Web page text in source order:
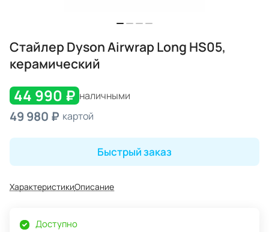
Стайлер Dyson Airwrap Long HS05,
керамический
44 990 ₽ наличными
49 980 ₽ картой
Быстрый заказ
ХарактеристикиОписание
Доступно